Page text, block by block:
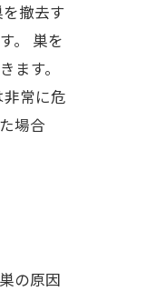
撤去す
。 巣を
す。
常に危
場合
の原因